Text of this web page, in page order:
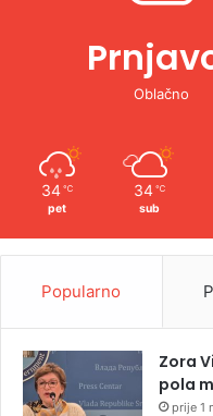
Oblačno
34 ℃
pet
34 ℃
sub
Popularno
Zora
pola
prije 1